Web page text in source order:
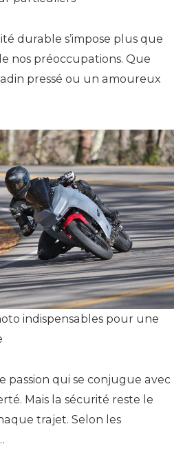
durable s’impose plus que
nos préoccupations. Que
pressé ou un amoureux
indispensables pour une
passion qui se conjugue avec
Mais la sécurité reste le
trajet. Selon les